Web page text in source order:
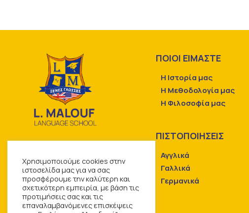
ΠΟΙΟΙ ΕΙΜΑΣΤΕ
Η Ιστορία μας
Η Μεθοδολογία μας
Η Φιλοσοφία μας
ΠΙΣΤΟΠΟΙΗΣΕΙΣ
Αγγλικά
Γαλλικά
Γερμανικά
Χρησιμοποιούμε cookies στην
ιστοσελίδα μας για να σας
προσφέρουμε την καλύτερη και
σχετικότερη εμπειρία, με βάση τις
προτιμήσεις σας και τις
επαναλαμβανόμενες επισκέψεις